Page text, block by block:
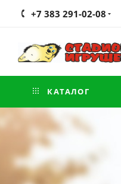
+7 383 291-02-08
КАТАЛОГ